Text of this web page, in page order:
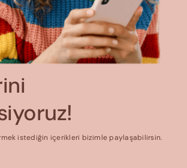
istediğin içerikleri bizimle paylaşabilirsin.